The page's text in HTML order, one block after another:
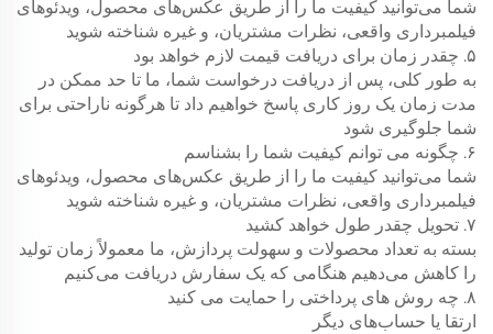
شما می‌توانید کیفیت ما را از طریق عکس‌های محصول، ویدئوهای
فیلمبرداری واقعی، نظرات مشتریان، و غیره شناخته شوید
۵. چقدر زمان برای دریافت قیمت لازم خواهد بود
به طور کلی، پس از دریافت درخواست شما، ما تا حد ممکن در
مدت زمان یک روز کاری پاسخ خواهیم داد تا هرگونه ناراحتی برای
شما جلوگیری شود
۶. چگونه می توانم کیفیت شما را بشناسم
شما می‌توانید کیفیت ما را از طریق عکس‌های محصول، ویدئوهای
فیلمبرداری واقعی، نظرات مشتریان، و غیره شناخته شوید
۷. تحویل چقدر طول خواهد کشید
بسته به تعداد محصولات و سهولت پردازش، ما معمولاً زمان تولید
را کاهش می‌دهیم هنگامی که یک سفارش دریافت می‌کنیم
۸. چه روش های پرداختی را حمایت می کنید
ارتقا یا حساب‌های دیگر